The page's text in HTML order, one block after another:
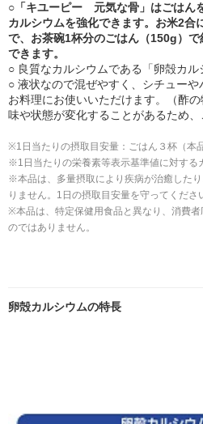
○「キユーピー
元気な骨」はごはん
カルシウムを強化できます。お米2合
で、お茶碗1杯分のごはん（150g）
できます。
○ 良質なカルシウムである「卵殻カル
○ 液状なので混ぜやすく、シチュー
お料理にお使いいただけます。（酢
味や状態が変化することがあるため、
※1日当たりの摂取目安量：ごはん３杯（本
※1日当たりの栄養素等表示基準値に対する
※本品は、多量摂取により疾病が治癒した
りません。1日の摂取目安量を守ってくださ
※本品は、特定保健用食品と異なり、消費
のではありません。
卵殻カルシウムの特長